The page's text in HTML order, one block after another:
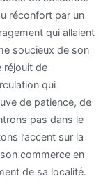
réconfort par un
qui allaient
soucieux de son
réjouit de
qui
de patience, de
pas dans le
l’accent sur la
commerce en
de sa localité.